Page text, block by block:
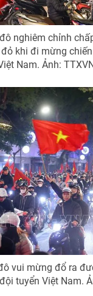
355 931 - 024.38
024.66 897 897
7300.7108
mọi hình thức nếu
rõ nguồn VTV.vn
nghiêm chỉnh
khi đi mừng
Nam. Ảnh: TTXVN
vui mừng đổ ra
tuyển Việt Nam.